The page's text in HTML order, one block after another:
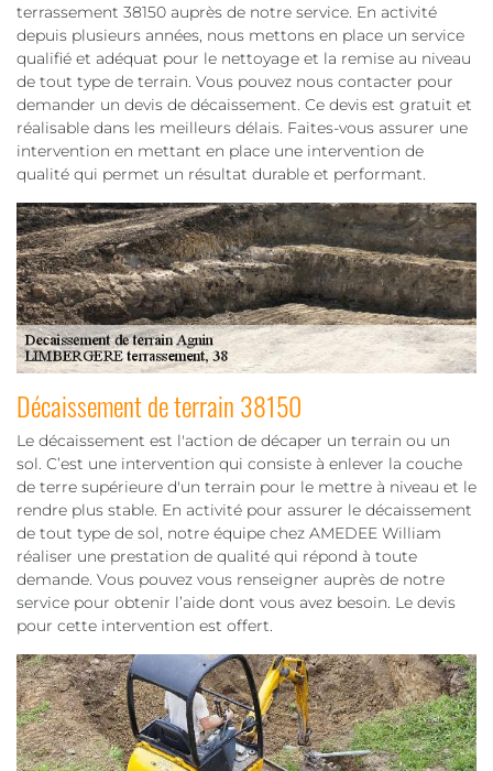
terrassement 38150 auprès de notre service. En activité
depuis plusieurs années, nous mettons en place un service
qualifié et adéquat pour le nettoyage et la remise au niveau
de tout type de terrain. Vous pouvez nous contacter pour
demander un devis de décaissement. Ce devis est gratuit et
réalisable dans les meilleurs délais. Faites-vous assurer une
intervention en mettant en place une intervention de
qualité qui permet un résultat durable et performant.
Décaissement de terrain 38150
Le décaissement est l'action de décaper un terrain ou un
sol. C’est une intervention qui consiste à enlever la couche
de terre supérieure d'un terrain pour le mettre à niveau et le
rendre plus stable. En activité pour assurer le décaissement
de tout type de sol, notre équipe chez AMEDEE William
réaliser une prestation de qualité qui répond à toute
demande. Vous pouvez vous renseigner auprès de notre
service pour obtenir l’aide dont vous avez besoin. Le devis
pour cette intervention est offert.